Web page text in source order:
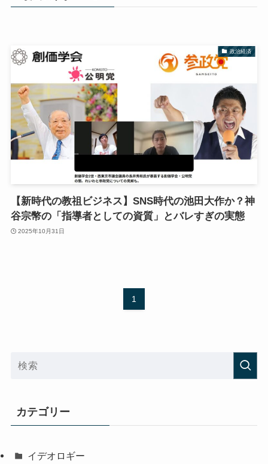
政治経済
【新時代の教祖ビジネス】SNS時代の池田大作か？神
谷宗幣の「指導者としての資質」とバレすぎの実態
2025年10月31日
1
カテゴリー
イデオロギー